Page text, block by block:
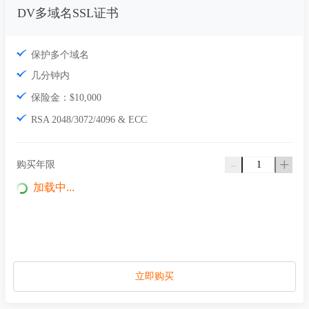
DV多域名SSL证书
保护多个域名
几分钟内
保险金：$10,000
RSA 2048/3072/4096 & ECC
购买年限 +
加载中...
立即购买